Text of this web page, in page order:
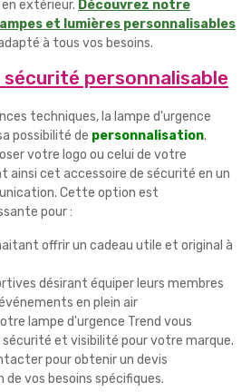
extérieur. Découvrez notre
et lumières personnalisables
à tous vos besoins.
sécurité personnalisable
techniques, la lampe d'urgence
possibilité de personnalisation.
votre logo ou celui de votre
cet accessoire de sécurité en un
Cette option est
pour :
offrir un cadeau utile et original à
désirant équiper leurs membres
en plein air
lampe d'urgence Trend vous
et visibilité pour votre marque.
pour obtenir un devis
vos besoins spécifiques.